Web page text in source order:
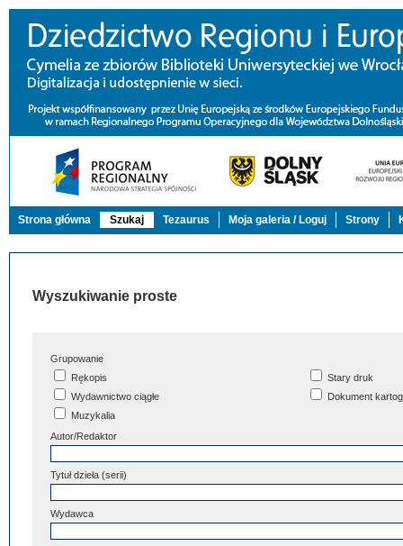
Strona główna Szukaj Tezaurus Moja galeria / Loguj Strony
Wyszukiwanie proste
Grupowanie
Rękopis
Stary druk
Wydawnictwo ciągłe
Dokument
Muzykalia
Autor/Redaktor
Tytuł dzieła (serii)
Wydawca